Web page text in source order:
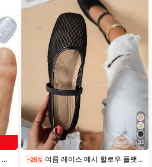
32
-25% 여름 레이스 메시 할로우 플랫 슈즈, 여성 통기성 탄성 밴드 발레 슈즈, 일상 출퇴근용 캐주얼 편안한 슬립온 로퍼, 다용도